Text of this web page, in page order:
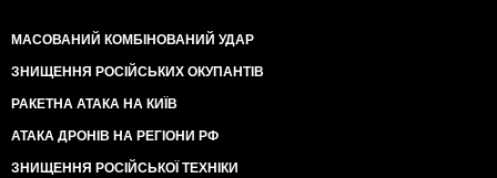
МАСОВАНИЙ КОМБІНОВАНИЙ УДАР
ЗНИЩЕННЯ РОСІЙСЬКИХ ОКУПАНТІВ
РАКЕТНА АТАКА НА КИЇВ
АТАКА ДРОНІВ НА РЕГІОНИ РФ
ЗНИЩЕННЯ РОСІЙСЬКОЇ ТЕХНІКИ